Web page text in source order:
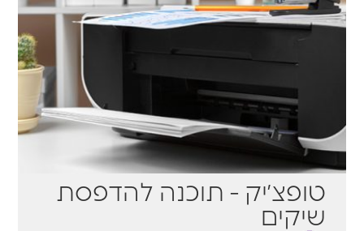
טופצ׳יק - תוכנה להדפסת
שיקים